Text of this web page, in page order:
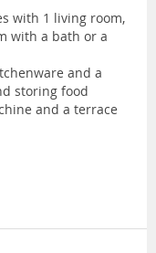
with 1 living room,
with a bath or a
and a
storing food
and a terrace